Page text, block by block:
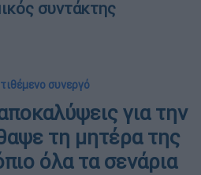
συντάκτης
συνεργό
για την
τη μητέρα της
όλα τα σενάρια